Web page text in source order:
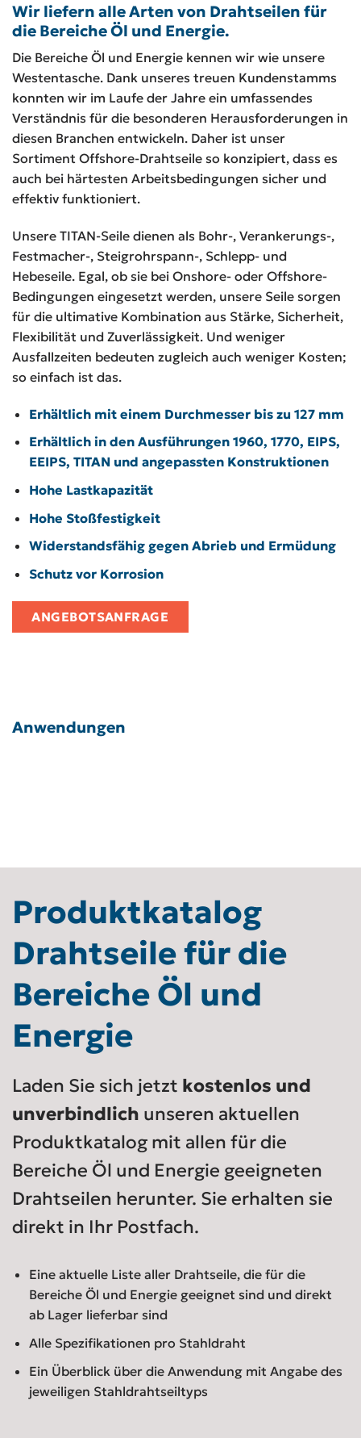
Wir liefern alle Arten von Drahtseilen für
die Bereiche Öl und Energie.
Die Bereiche Öl und Energie kennen wir wie unsere
Westentasche. Dank unseres treuen Kundenstamms
konnten wir im Laufe der Jahre ein umfassendes
Verständnis für die besonderen Herausforderungen in
diesen Branchen entwickeln. Daher ist unser
Sortiment Offshore-Drahtseile so konzipiert, dass es
auch bei härtesten Arbeitsbedingungen sicher und
effektiv funktioniert.
Unsere TITAN-Seile dienen als Bohr-, Verankerungs-,
Festmacher-, Steigrohrspann-, Schlepp- und
Hebeseile. Egal, ob sie bei Onshore- oder Offshore-
Bedingungen eingesetzt werden, unsere Seile sorgen
für die ultimative Kombination aus Stärke, Sicherheit,
Flexibilität und Zuverlässigkeit. Und weniger
Ausfallzeiten bedeuten zugleich auch weniger Kosten;
so einfach ist das.
Erhältlich mit einem Durchmesser bis zu 127 mm
Erhältlich in den Ausführungen 1960, 1770, EIPS,
EEIPS, TITAN und angepassten Konstruktionen
Hohe Lastkapazität
Hohe Stoßfestigkeit
Widerstandsfähig gegen Abrieb und Ermüdung
Schutz vor Korrosion
ANGEBOTSANFRAGE
Anwendungen
Produktkatalog
Drahtseile für die
Bereiche Öl und
Energie
Laden Sie sich jetzt kostenlos und
unverbindlich unseren aktuellen
Produktkatalog mit allen für die
Bereiche Öl und Energie geeigneten
Drahtseilen herunter. Sie erhalten sie
direkt in Ihr Postfach.
Eine aktuelle Liste aller Drahtseile, die für die
Bereiche Öl und Energie geeignet sind und direkt
ab Lager lieferbar sind
Alle Spezifikationen pro Stahldraht
Ein Überblick über die Anwendung mit Angabe des
jeweiligen Stahldrahtseiltyps